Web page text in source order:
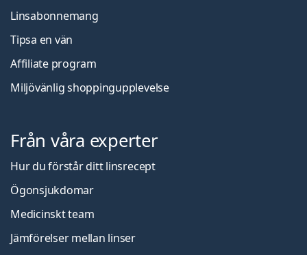
Linsabonnemang
Tipsa en vän
Affiliate program
Miljövänlig shoppingupplevelse
Från våra experter
Hur du förstår ditt linsrecept
Ögonsjukdomar
Medicinskt team
Jämförelser mellan linser